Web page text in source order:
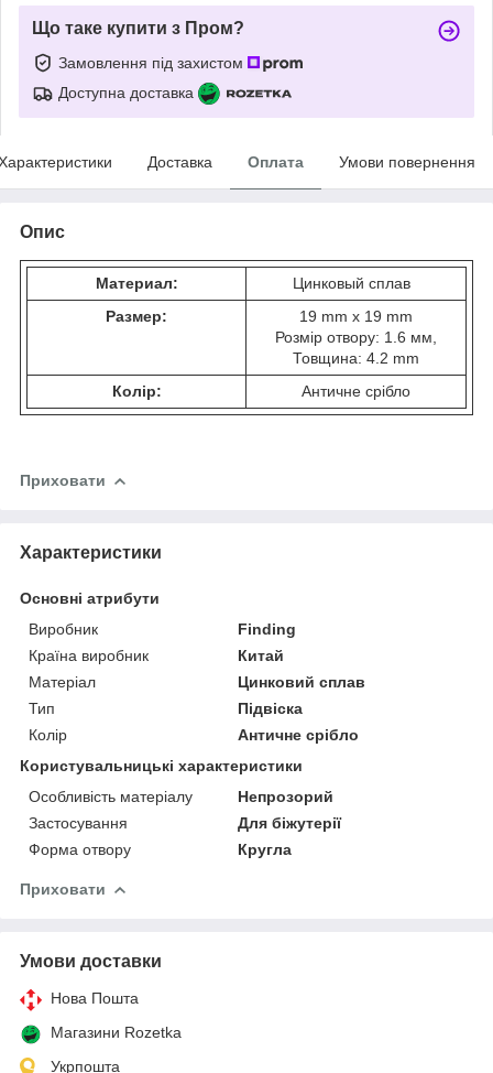
Що таке купити з Пром?
Замовлення під захистом
Доступна доставка
Доставка Оплата Умови повернення
Опис
Материал:
Цинковый сплав
Размер:
19 mm x 19 mm
Розмір отвору: 1.6 мм,
Товщина: 4.2 mm
Колір:
Античне срібло
Приховати
Характеристики
Основні атрибути
Виробник
Finding
Країна виробник
Китай
Матеріал
Цинковий сплав
Тип
Підвіска
Колір
Античне срібло
Користувальницькі характеристики
Особливість матеріалу
Непрозорий
Застосування
Для біжутерії
Форма отвору
Кругла
Приховати
Умови доставки
Нова Пошта
Магазини Rozetka
Укрпошта